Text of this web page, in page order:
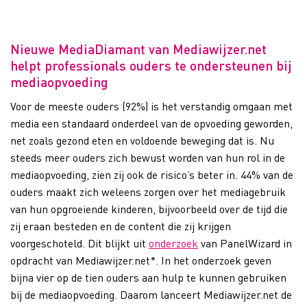
Nieuwe MediaDiamant van Mediawijzer.net
helpt professionals ouders te ondersteunen bij
mediaopvoeding
Voor de meeste ouders (92%) is het verstandig omgaan met
media een standaard onderdeel van de opvoeding geworden,
net zoals gezond eten en voldoende beweging dat is. Nu
steeds meer ouders zich bewust worden van hun rol in de
mediaopvoeding, zien zij ook de risico’s beter in. 44% van de
ouders maakt zich weleens zorgen over het mediagebruik
van hun opgroeiende kinderen, bijvoorbeeld over de tijd die
zij eraan besteden en de content die zij krijgen
voorgeschoteld. Dit blijkt uit onderzoek van PanelWizard in
opdracht van Mediawijzer.net*. In het onderzoek geven
bijna vier op de tien ouders aan hulp te kunnen gebruiken
bij de mediaopvoeding. Daarom lanceert Mediawijzer.net de